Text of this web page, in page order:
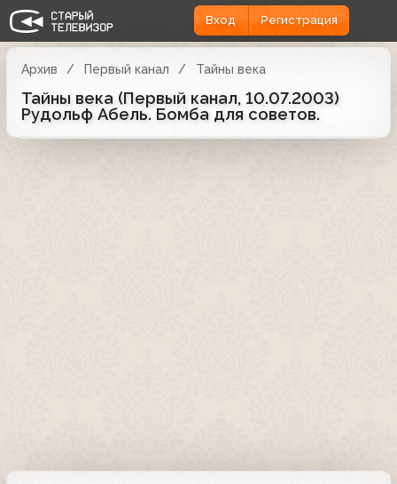
Вход Регистрация
Архив Первый канал Тайны века
Тайны века (Первый канал, 10.07.2003)
Рудольф Абель. Бомба для советов.